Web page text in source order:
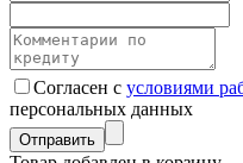
Согласен с условиями
персональных данных